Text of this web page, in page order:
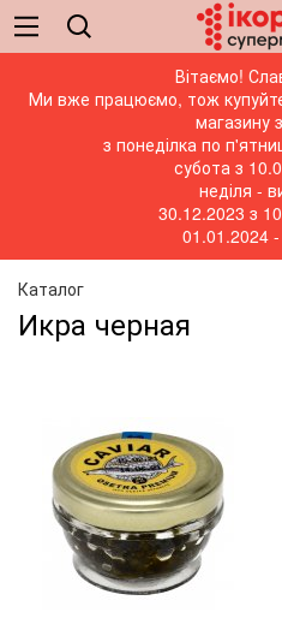
Вітаємо!
Ми вже працюємо, тож
магазину
з понеділка по
субота з
неділя -
30.12.2023 з
01.01.2024 -
Каталог
Икра черная